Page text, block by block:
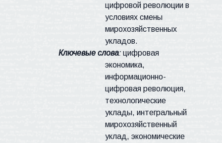
цифровой революции в
условиях смены
мирохозяйственных
укладов.
Ключевые слова:цифровая
экономика,
информационно-
цифровая революция,
технологические
уклады, интегральный
мирохозяйственный
уклад, экономические